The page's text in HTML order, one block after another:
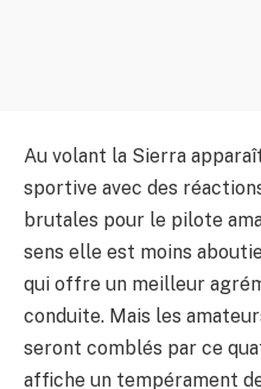
Au volant la Sierra
sportive avec des
brutales pour le pilote
sens elle est moins
qui offre un meilleur
conduite. Mais les
seront comblés par ce
affiche un tempérament